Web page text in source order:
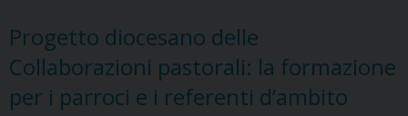
Progetto diocesano delle
Collaborazioni pastorali: la formazione
per i parroci e i referenti d’ambito